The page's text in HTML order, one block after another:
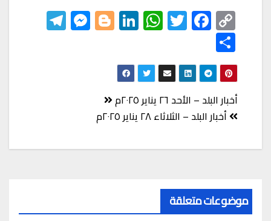
C
o
p
y
Li
nk
F
ac
eb
o
o
k
T
wi
tt
er
W
h
at
s
A
p
Li
nk
ed
In
Bl
o
M
es S
h
ar
e
تصفّح
المقالات
أخبار البلد – الأحد ٢٦ يناير ٢٠٢٥م
أخبار البلد – الثلاثاء ٢٨ يناير ٢٠٢٥م
موضوعات متعلقة